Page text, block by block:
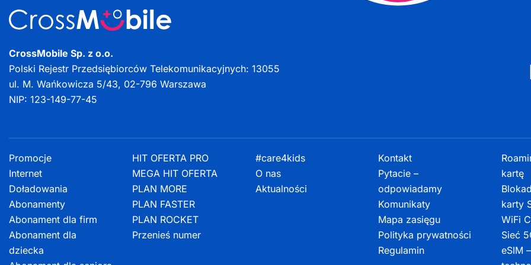
CrossMobile Sp. z o.o.
Polski Rejestr Przedsiębiorców Telekomunikacyjnych: 13055
ul. M. Wańkowicza 5/43, 02-796 Warszawa
NIP: 123-149-77-45
Promocje
Internet
Doładowania
Abonamenty
Abonament dla firm
Abonament dla
dziecka
HIT OFERTA PRO
MEGA HIT OFERTA
PLAN MORE
PLAN FASTER
PLAN ROCKET
Przenieś numer
#care4kids
O nas
Aktualności
Kontakt
Pytacie –
odpowiadamy
Komunikaty
Mapa zasięgu
Polityka prywatności
Regulamin
kartę
karty
WiFi
Sieć
eSIM